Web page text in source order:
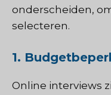
onderscheiden,
selecteren.
1.
Online interviews